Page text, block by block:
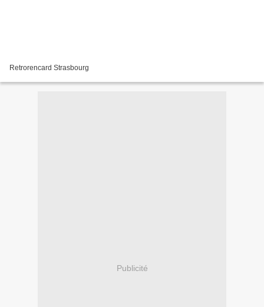
Retrorencard Strasbourg
Publicité